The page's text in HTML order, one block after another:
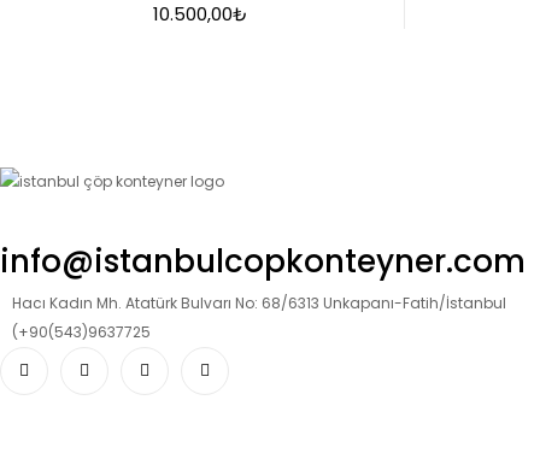
10.500,00₺
info@istanbulcopkonteyner.com
Hacı Kadın Mh. Atatürk Bulvarı No: 68/6313 Unkapanı-Fatih/İstanbul
(+90(543)9637725